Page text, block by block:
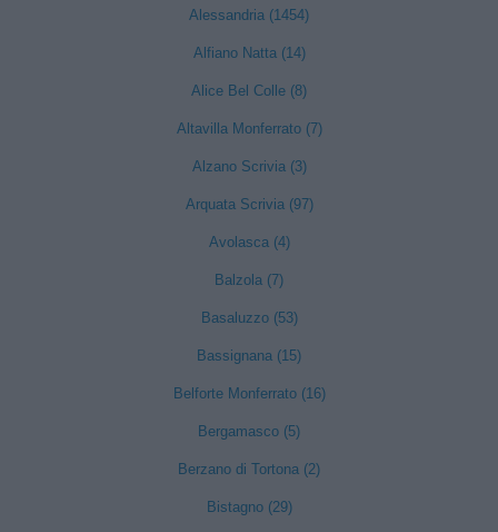
Alessandria (1454)
Alfiano Natta (14)
Alice Bel Colle (8)
Altavilla Monferrato (7)
Alzano Scrivia (3)
Arquata Scrivia (97)
Avolasca (4)
Balzola (7)
Basaluzzo (53)
Bassignana (15)
Belforte Monferrato (16)
Bergamasco (5)
Berzano di Tortona (2)
Bistagno (29)